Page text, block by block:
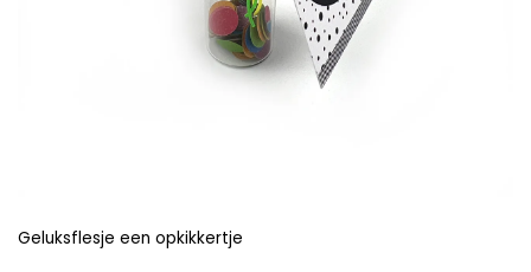
Geluksflesje een opkikkertje